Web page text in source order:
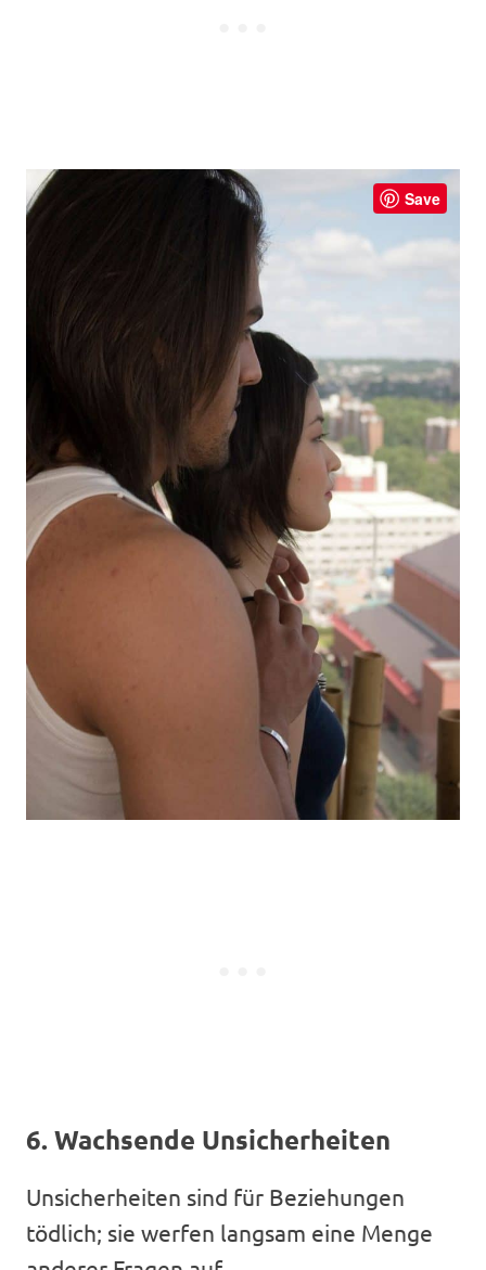
Save
6. Wachsende Unsicherheiten
Unsicherheiten sind für Beziehungen
tödlich; sie werfen langsam eine Menge